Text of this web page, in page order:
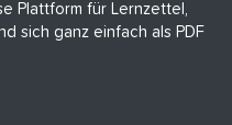
Plattform für Lernzettel,
sich ganz einfach als PDF